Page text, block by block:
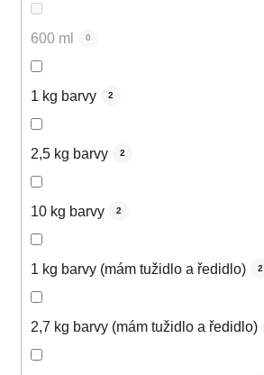
600 ml 0
1 kg barvy 2
2,5 kg barvy 2
10 kg barvy 2
1 kg barvy (mám tužidlo a ředidlo) 2
2,7 kg barvy (mám tužidlo a ředidlo)